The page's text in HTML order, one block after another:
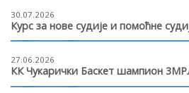
30.07.2026
Курс за нове судије и помоћне
27.06.2026
КК Чукарички Баскет шампион